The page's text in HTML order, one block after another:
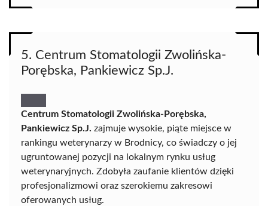
5. Centrum Stomatologii Zwolińska-
Porębska, Pankiewicz Sp.J.
Centrum Stomatologii Zwolińska-Porębska,
Pankiewicz Sp.J. zajmuje wysokie, piąte miejsce w
rankingu weterynarzy w Brodnicy, co świadczy o jej
ugruntowanej pozycji na lokalnym rynku usług
weterynaryjnych. Zdobyła zaufanie klientów dzięki
profesjonalizmowi oraz szerokiemu zakresowi
oferowanych usług.